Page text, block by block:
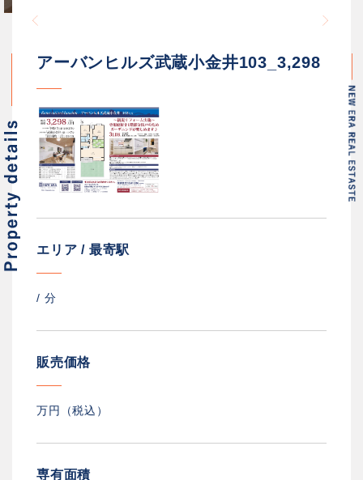
/home/newerakk/
アーバンヒルズ武蔵小金井103_3,298
エリア / 最寄駅
/ 分
販売価格
万円（税込）
専有面積